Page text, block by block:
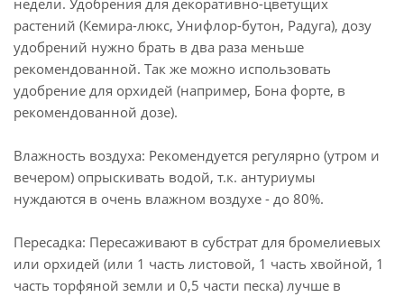
недели. Удобрения для декоративно-цветущих
растений (Кемира-люкс, Унифлор-бутон, Радуга), дозу
удобрений нужно брать в два раза меньше
рекомендованной. Так же можно использовать
удобрение для орхидей (например, Бона форте, в
рекомендованной дозе).
Влажность воздуха: Рекомендуется регулярно (утром и
вечером) опрыскивать водой, т.к. антуриумы
нуждаются в очень влажном воздухе - до 80%.
Пересадка: Пересаживают в субстрат для бромелиевых
или орхидей (или 1 часть листовой, 1 часть хвойной, 1
часть торфяной земли и 0,5 части песка) лучше в